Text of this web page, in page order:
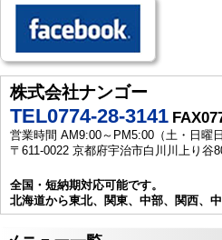
株式会社ナンゴー
TEL0774-28-3141
営業時間 AM9:00～PM5:00（土・日曜
〒611-0022 京都府宇治市白川川上り谷
全国・短納期対応可能です。
北海道から東北、関東、中部、関西、